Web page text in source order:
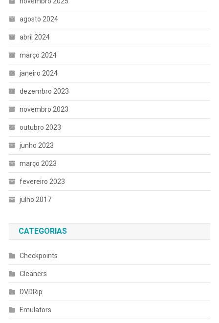
agosto 2024
abril 2024
março 2024
janeiro 2024
dezembro 2023
novembro 2023
outubro 2023
junho 2023
março 2023
fevereiro 2023
julho 2017
CATEGORIAS
Checkpoints
Cleaners
DVDRip
Emulators